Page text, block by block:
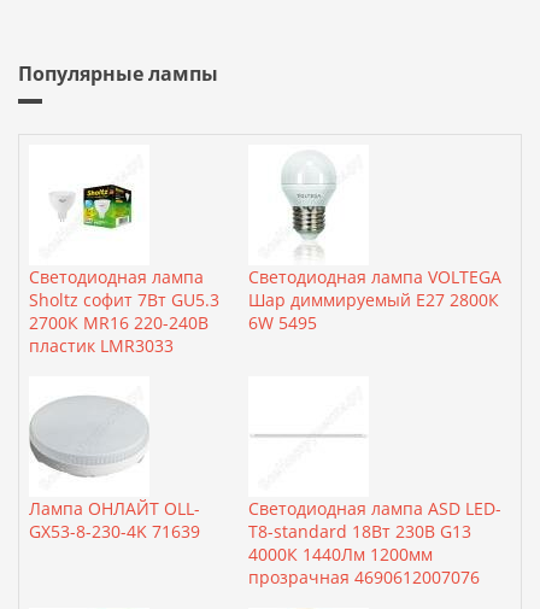
Популярные лампы
Светодиодная лампа
Sholtz софит 7Вт GU5.3
2700К MR16 220-240В
пластик LMR3033
Светодиодная лампа VOLTEGA
Шар диммируемый Е27 2800К
6W 5495
Лампа ОНЛАЙТ OLL-
GX53-8-230-4K 71639
Светодиодная лампа ASD LED-
T8-standard 18Вт 230В G13
4000К 1440Лм 1200мм
прозрачная 4690612007076